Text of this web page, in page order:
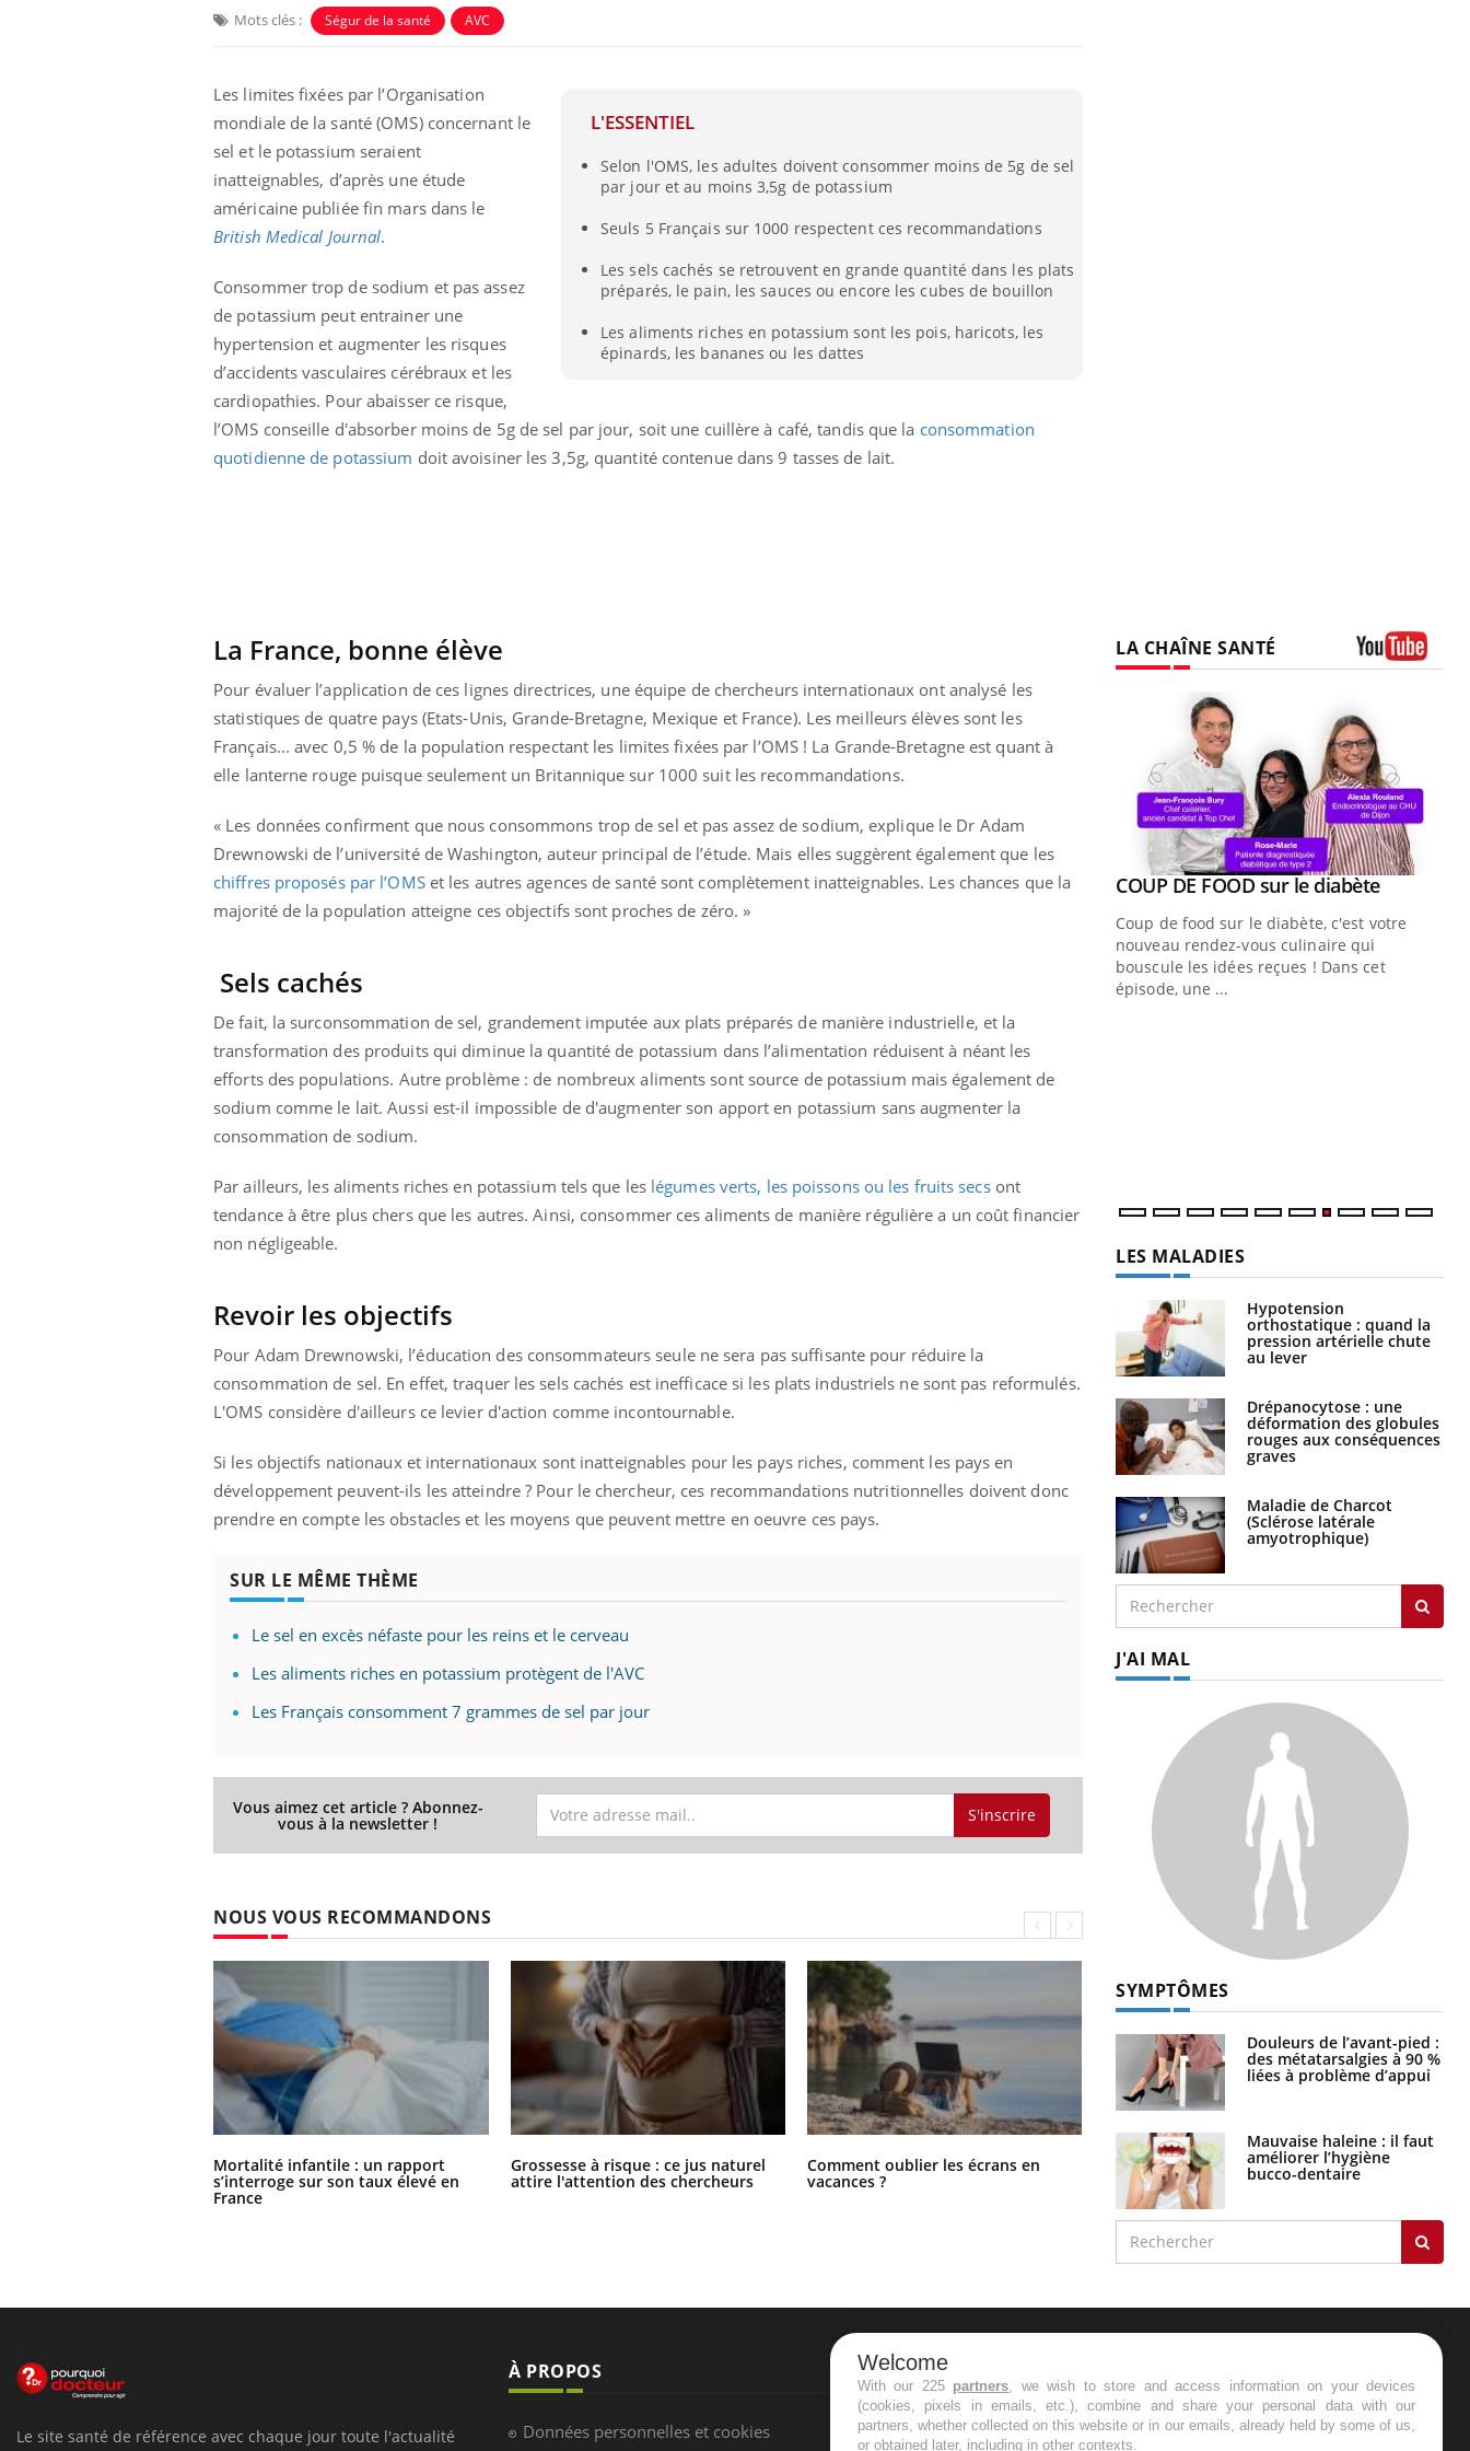
Mots clés : Ségur de la santé AVC
L'ESSENTIEL
Selon l'OMS, les adultes doivent consommer moins de 5g de sel
par jour et au moins 3,5g de potassium
Seuls 5 Français sur 1000 respectent ces recommandations
Les sels cachés se retrouvent en grande quantité dans les plats
préparés, le pain, les sauces ou encore les cubes de bouillon
Les aliments riches en potassium sont les pois, haricots, les
épinards, les bananes ou les dattes
Les limites fixées par l’Organisation
mondiale de la santé (OMS) concernant le
sel et le potassium seraient
inatteignables, d’après une étude
américaine publiée fin mars dans le
British Medical Journal.
Consommer trop de sodium et pas assez
de potassium peut entrainer une
hypertension et augmenter les risques
d’accidents vasculaires cérébraux et les
cardiopathies. Pour abaisser ce risque,
l’OMS conseille d'absorber moins de 5g de sel par jour, soit une cuillère à café, tandis que la consommation
quotidienne de potassium doit avoisiner les 3,5g, quantité contenue dans 9 tasses de lait.
La France, bonne élève
Pour évaluer l’application de ces lignes directrices, une équipe de chercheurs internationaux ont analysé les
statistiques de quatre pays (Etats-Unis, Grande-Bretagne, Mexique et France). Les meilleurs élèves sont les
Français... avec 0,5 % de la population respectant les limites fixées par l’OMS ! La Grande-Bretagne est quant à
elle lanterne rouge puisque seulement un Britannique sur 1000 suit les recommandations.
« Les données confirment que nous consommons trop de sel et pas assez de sodium, explique le Dr Adam
Drewnowski de l’université de Washington, auteur principal de l’étude. Mais elles suggèrent également que les
chiffres proposés par l’OMSet les autres agences de santé sont complètement inatteignables. Les chances que la
majorité de la population atteigne ces objectifs sont proches de zéro. »
Sels cachés
De fait, la surconsommation de sel, grandement imputée aux plats préparés de manière industrielle, et la
transformation des produits qui diminue la quantité de potassium dans l’alimentation réduisent à néant les
efforts des populations. Autre problème : de nombreux aliments sont source de potassium mais également de
sodium comme le lait. Aussi est-il impossible de d'augmenter son apport en potassium sans augmenter la
consommation de sodium.
Par ailleurs, les aliments riches en potassium tels que les légumes verts, les poissons ou les fruits secsont
tendance à être plus chers que les autres. Ainsi, consommer ces aliments de manière régulière a un coût financier
non négligeable.
Revoir les objectifs
Pour Adam Drewnowski, l’éducation des consommateurs seule ne sera pas suffisante pour réduire la
consommation de sel. En effet, traquer les sels cachés est inefficace si les plats industriels ne sont pas reformulés.
L'OMS considère d'ailleurs ce levier d'action comme incontournable.
Si les objectifs nationaux et internationaux sont inatteignables pour les pays riches, comment les pays en
développement peuvent-ils les atteindre ? Pour le chercheur, ces recommandations nutritionnelles doivent donc
prendre en compte les obstacles et les moyens que peuvent mettre en oeuvre ces pays.
SUR LE MÊME THÈME
Le sel en excès néfaste pour les reins et le cerveau
Les aliments riches en potassium protègent de l'AVC
Les Français consomment 7 grammes de sel par jour
Vous aimez cet article ? Abonnez-
vous à la newsletter ! S'inscrire
NOUS VOUS RECOMMANDONS
Mortalité infantile : un rapport
s’interroge sur son taux élevé en
France
Grossesse à risque : ce jus naturel
attire l'attention des chercheurs
Comment oublier les écrans en
vacances ?
Toujours connectés : comment le
travail empiète de plus en plus sur
nos soirées
LA CHAÎNE SANTÉ
Diabète & Ramadan 2026Youtube
Le Ramadan approche, et, pour de
diabète, c'est une période de questions, de
défis, mais ...
Youtube
Un « jumeau numérique » pour
faciliter l’accès à la médecine
préventive Youtube
numérique » permet ...
Youtube
COUP DE FOOD sur le diabèteYoutube
Coup de food sur le diabète, c'est votre
nouveau rendez-vous culinaire qui
bouscule les idées reçues ! Dans cet
épisode, une ...
LES MALADIES
Hypotension
orthostatique : quand la
pression artérielle chute
au lever
Drépanocytose : une
déformation des globules
rouges aux conséquences
graves
Maladie de Charcot
(Sclérose latérale
amyotrophique)
J'AI MAL
SYMPTÔMES
Douleurs de l’avant-pied :
des métatarsalgies à 90 %
liées à problème d’appui
Mauvaise haleine : il faut
améliorer l’hygiène
bucco-dentaire
Le site santé de référence avec chaque jour toute l'actualité
À PROPOS
Données personnelles et cookies
NEWSLETTER
Recevez toutes les semaines les meilleures
infos santé
Welcome
With our 225 partners, we wish to store and access information on your devices
(cookies, pixels in emails, etc.), combine and share your personal data with our
partners, whether collected on this website or in our emails, already held by some of us,
or obtained later, including in other contexts.